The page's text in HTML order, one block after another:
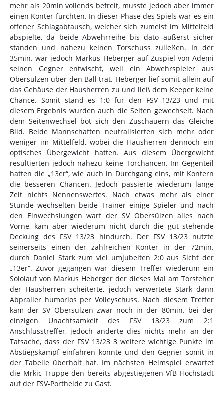
mehr als 20min vollends befreit, musste jedoch aber immer
einen Konter fürchten. In dieser Phase des Spiels war es ein
offener Schlagabtausch, welcher sich zumeist im Mittelfeld
abspielte, da beide Abwehrreihe bis dato äußerst sicher
standen und nahezu keinen Torschuss zuließen. In der
35min. war jedoch Markus Heberger auf Zuspiel von Ademi
seinen Gegner entwischt, weil ein Abwehrspieler aus
Obersülzen über den Ball trat. Heberger lief somit allein auf
das Gehäuse der Hausherren zu und ließ dem Keeper keine
Chance. Somit stand es 1:0 für den FSV 13/23 und mit
diesem Ergebnis wurden auch die Seiten gewechselt. Nach
dem Seitenwechsel bot sich den Zuschauern das Gleiche
Bild. Beide Mannschaften neutralisierten sich mehr oder
weniger im Mittelfeld, wobei die Hausherren dennoch ein
optisches Übergewicht hatten. Aus diesem Übergewicht
resultierten jedoch nahezu keine Torchancen. Im Gegenteil
hatten die „13er“, wie auch in Durchgang eins, mit Kontern
die besseren Chancen. Jedoch passierte wiederum lange
Zeit nichts Nennenswertes. Nach etwas mehr als einer
Stunde wechselten beide Trainer einige Spieler und nach
den Einwechslungen warf der SV Obersülzen alles nach
Vorne, kam aber wiederum nicht durch die gut stehende
Deckung des FSV 13/23 hindurch. Der FSV 13/23 nutzte
seinerseits einen der zahlreichen Konter in der 72min.
durch Daniel Stark zum viel umjubelten 2:0 aus Sicht der
„13er“. Zuvor gegangen war diesem Treffer wiederum ein
Sololauf von Markus Heberger der dieses Mal am Torsteher
der Hausherren scheiterte, jedoch verwertete Stark dann
Abpraller humorlos per Volleyschuss. Nach diesem Treffer
kam der SV Obersülzen zwar noch in der 80min. bei der
einzigen Unachtsamkeit des FSV 13/23 zum 2:1
Anschlusstreffer, jedoch änderte dies nichts mehr an der
Tatsache, dass der FSV 13/23 3 weitere wichtige Punkte im
Abstiegskampf einfahren konnte und den Gegner somit in
der Tabelle überholt hat. Im nächsten Heimspiel erwartet
die Mrkic-Truppe den bereits abgestiegenen VfB Hochstadt
auf der FSV-Portheide zu Gast.